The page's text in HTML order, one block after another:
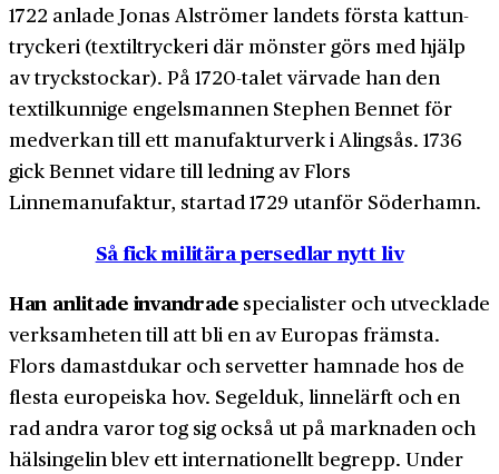
1722 anlade Jonas Alströmer landets första kattun­
tryckeri (textil­tryckeri där mönster görs med hjälp
av tryckstockar). På 1720-talet värvade han den
textil­kunnige engels­mannen Stephen Bennet för
med­verkan till ett manufaktur­verk i Alingsås. 1736
gick Bennet vidare till ledning av Flors
Linnemanufaktur, startad 1729 utanför Söderhamn.
Så fick militära persedlar nytt liv
Han anlitade invandradespecialister och utvecklade
verksamheten till att bli en av Europas främsta.
Flors damast­dukar och servetter hamnade hos de
flesta europeiska hov. Segelduk, linnelärft och en
rad andra varor tog sig också ut på marknaden och
hälsingelin blev ett internationellt begrepp. Under